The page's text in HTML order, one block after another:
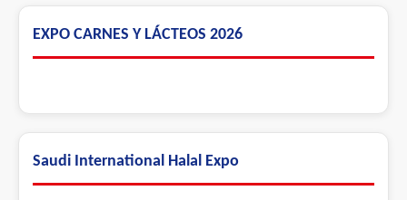
EXPO CARNES Y LÁCTEOS 2026
Saudi International Halal Expo